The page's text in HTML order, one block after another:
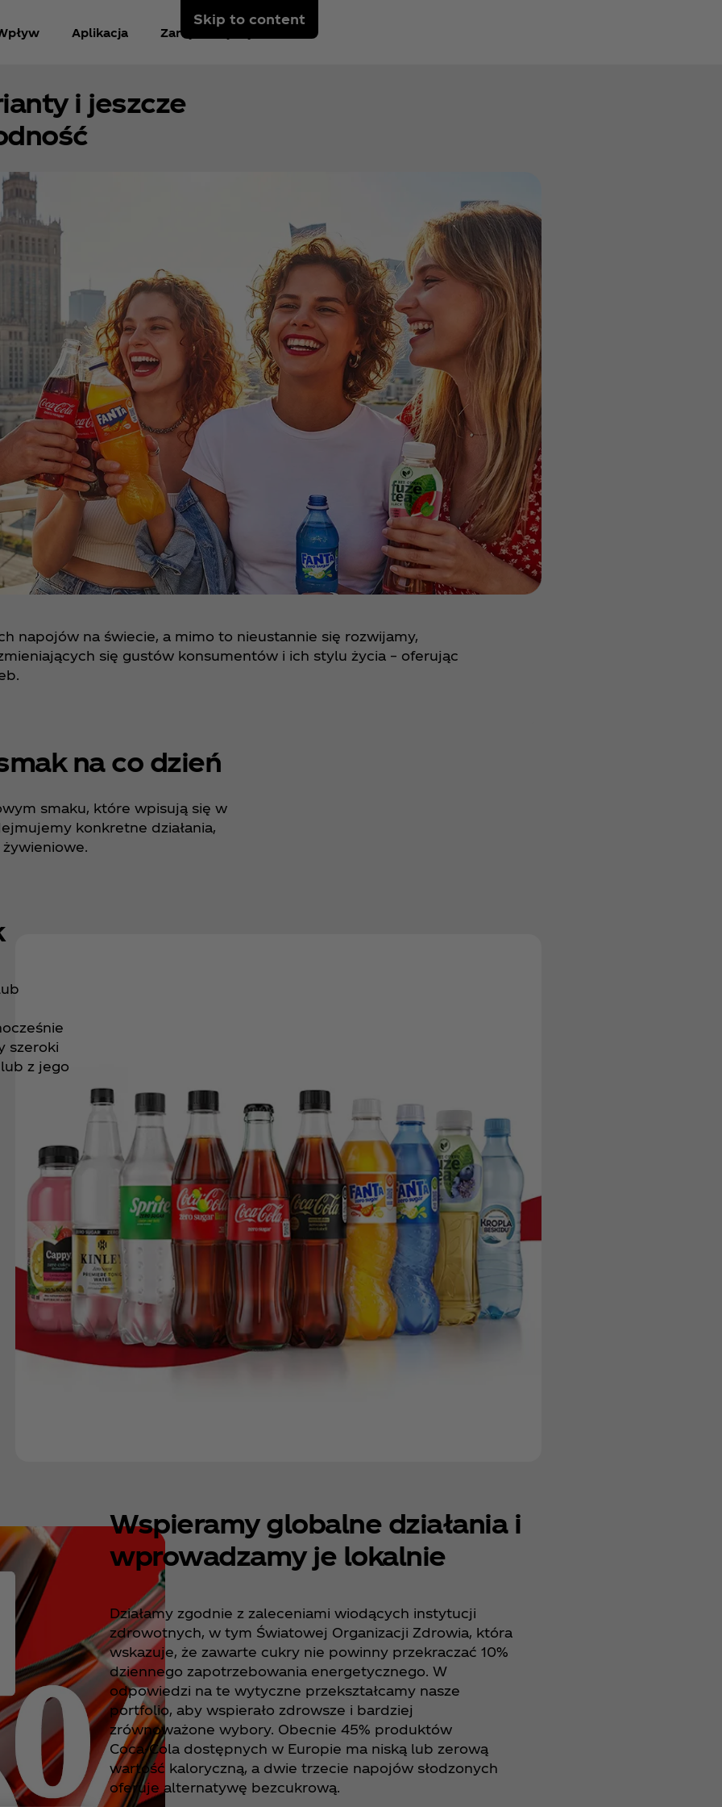
Skip to content
Aplikacja Zarejestruj się
i jeszcze
napojów na świecie, a mimo to nieustannie się rozwijamy,
się gustów konsumentów i ich stylu życia – oferując
na co dzień
smaku, które wpisują się w
konkretne działania,
szeroki
z jego
Wspieramy globalne działania i
wprowadzamy je lokalnie
Działamy zgodnie z zaleceniami wiodących instytucji
zdrowotnych, w tym Światowej Organizacji Zdrowia, która
wskazuje, że zawarte cukry nie powinny przekraczać 10%
dziennego zapotrzebowania energetycznego. W
odpowiedzi na te wytyczne przekształcamy nasze
portfolio, aby wspierało zdrowsze i bardziej
zrównoważone wybory. Obecnie 45% produktów
Coca‑Cola dostępnych w Europie ma niską lub zerową
wartość kaloryczną, a dwie trzecie napojów słodzonych
oferuje alternatywę bezcukrową.